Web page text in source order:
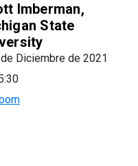
Imberman,
State
Diciembre de 2021